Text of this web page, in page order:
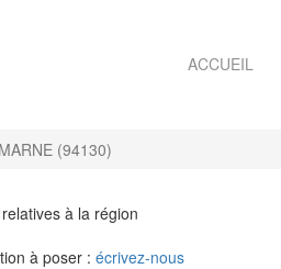
ACCUEIL
(94130)
à la région
à poser : écrivez-nous